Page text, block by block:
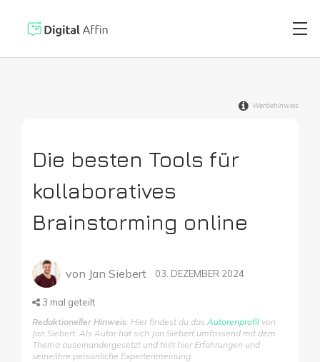
SOFTWARE-BLOG
Digitaler
Werbehinweis
Die besten Tools für
kollaboratives
Brainstorming online
von Jan Siebert 03. DEZEMBER 2024
3 mal geteilt
Redaktioneller Hinweis: Hier findest du das Autorenprofil von
Jan Siebert. Als Autor hat sich Jan Siebert umfassend mit dem
Thema auseinandergesetzt und teilt hier Erfahrungen und
seine/ihre persönliche Expertenmeinung.